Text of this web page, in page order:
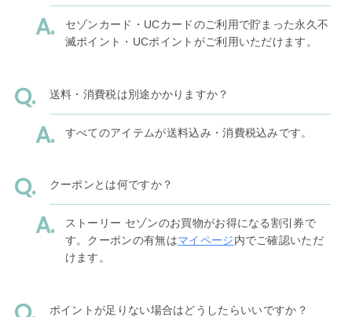
セゾンカード・UCカードのご利用で貯まった永久不
滅ポイント・UCポイントがご利用いただけます。
送料・消費税は別途かかりますか？
すべてのアイテムが送料込み・消費税込みです。
クーポンとは何ですか？
ストーリー セゾンのお買物がお得になる割引券で
す。クーポンの有無はマイページ内でご確認いただ
けます。
ポイントが足りない場合はどうしたらいいですか？